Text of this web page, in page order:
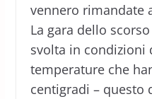
vennero rimandate
La gara dello
svolta in condizioni
temperature che
centigradi – questo